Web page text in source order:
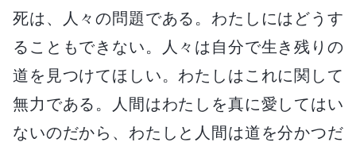
死は、人々の問題である。わたしにはどうす
ることもできない。人々は自分で生き残りの
道を見つけてほしい。わたしはこれに関して
無力である。人間はわたしを真に愛してはい
ないのだから、わたしと人間は道を分かつだ